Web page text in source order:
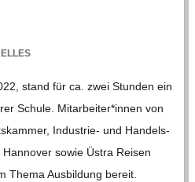
stand für ca. zwei Stun­den ein
Schule. Mitarbeiter*innen von
Indus­­trie- und Han­dels­
sowie Üstra Rei­sen
Thema Aus­bil­dung bereit.